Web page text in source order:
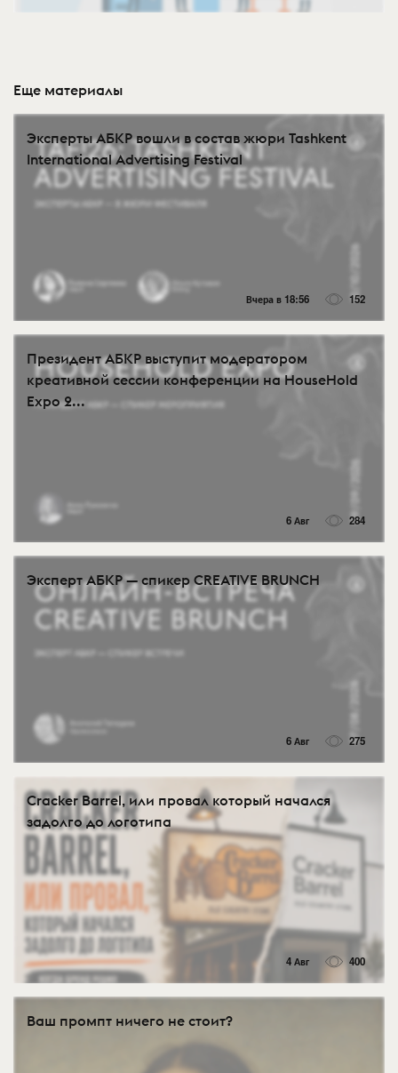
Еще материалы
Эксперты АБКР вошли в состав жюри Tashkent
International Advertising Festival
Вчера в 18:56 152
Президент АБКР выступит модератором
креативной сессии конференции на HouseHold
Expo 2...
6 Авг 284
Эксперт АБКР — спикер CREATIVE BRUNCH
6 Авг 275
Cracker Barrel, или провал который начался
задолго до логотипа
4 Авг 400
Ваш промпт ничего не стоит?